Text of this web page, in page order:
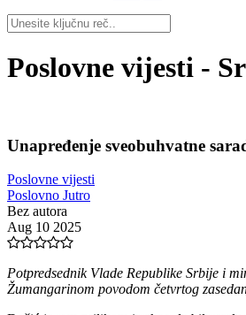
Poslovne vijesti -
Unapređenje sveobuhvatne
Poslovne vijesti
Poslovno Jutro
Bez autora
Aug 10 2025
Potpredsednik Vlade Republike Srbije i
Žumangarinom povodom četvrtog